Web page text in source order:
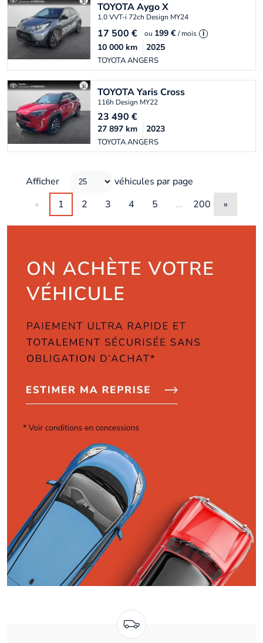
TOYOTAAygo X
1.0 VVT-i 72ch Design MY24
17 500 € ou 199 € / mois i
TOYOTA ANGERS
10 000 km 2025
TOYOTAYaris Cross
116h Design MY22
23 490 €
TOYOTA ANGERS
27 897 km 2023
Afficher
véhicules par page
«
1 2 3 4 5 … 200 »